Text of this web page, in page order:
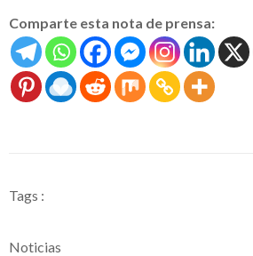
Comparte esta nota de prensa:
Tags :
Noticias